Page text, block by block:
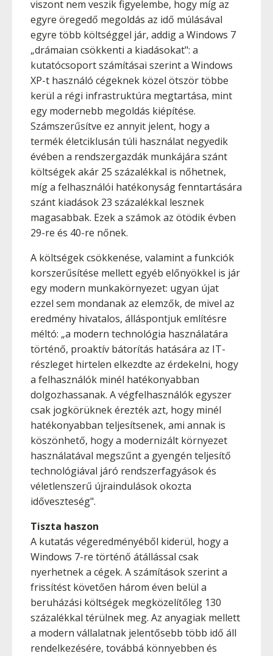
viszont nem veszik figyelembe, hogy míg az
egyre öregedő megoldás az idő múlásával
egyre több költséggel jár, addig a Windows 7
„drámaian csökkenti a kiadásokat": a
kutatócsoport számításai szerint a Windows
XP-t használó cégeknek közel ötször többe
kerül a régi infrastruktúra megtartása, mint
egy modernebb megoldás kiépítése.
Számszerűsítve ez annyit jelent, hogy a
termék életciklusán túli használat negyedik
évében a rendszergazdák munkájára szánt
költségek akár 25 százalékkal is nőhetnek,
míg a felhasználói hatékonyság fenntartására
szánt kiadások 23 százalékkal lesznek
magasabbak. Ezek a számok az ötödik évben
29-re és 40-re nőnek.
A költségek csökkenése, valamint a funkciók
korszerűsítése mellett egyéb előnyökkel is jár
egy modern munkakörnyezet: ugyan újat
ezzel sem mondanak az elemzők, de mivel az
eredmény hivatalos, álláspontjuk említésre
méltó: „a modern technológia használatára
történő, proaktív bátorítás hatására az IT-
részleget hirtelen elkezdte az érdekelni, hogy
a felhasználók minél hatékonyabban
dolgozhassanak. A végfelhasználók egyszer
csak jogkörüknek érezték azt, hogy minél
hatékonyabban teljesítsenek, ami annak is
köszönhető, hogy a modernizált környezet
használatával megszűnt a gyengén teljesítő
technológiával járó rendszerfagyások és
véletlenszerű újraindulások okozta
időveszteség".
Tiszta haszon
A kutatás végeredményéből kiderül, hogy a
Windows 7-re történő átállással csak
nyerhetnek a cégek. A számítások szerint a
frissítést követően három éven belül a
beruházási költségek megközelítőleg 130
százalékkal térülnek meg. Az anyagiak mellett
a modern vállalatnak jelentősebb több idő áll
rendelkezésére, továbbá könnyebben és